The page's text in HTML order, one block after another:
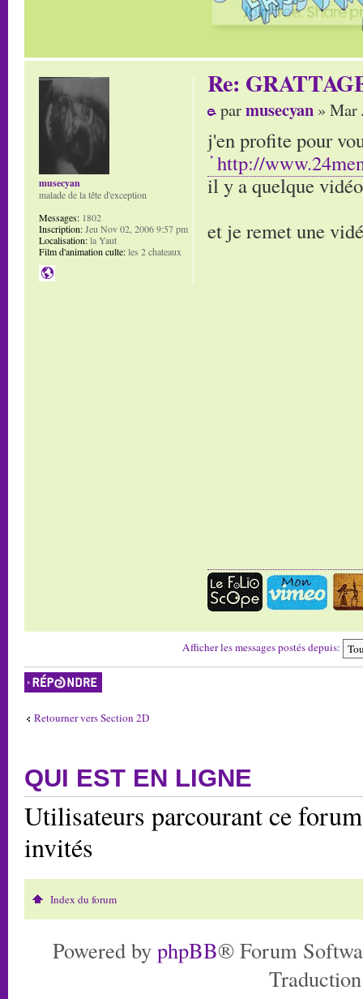
Re:
parmusecyan » Mar
j'en profite pour
http://
il y a quelque
et je remet une
musecyan
malade de la tête d'exception
Messages: 1802
Inscription:Jeu Nov 02, 2006 9:57 pm
Localisation:la Yaut
Film d'animation culte:les 2 chateaux
Afficher les messages postés depuis:
Répondre
Retourner vers Section 2D
QUI EST EN LIGNE
Utilisateurs parcourant ce
invités
Index du forum
Powered by phpBB® Forum